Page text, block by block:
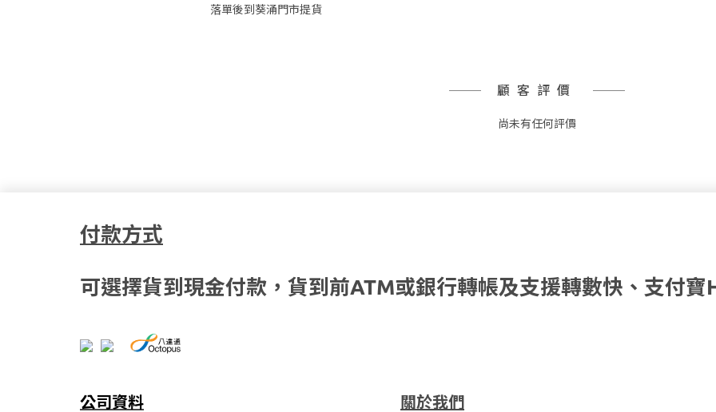
落單後到葵涌門市提貨
顧客評價
尚未有任何評價
付款方式
可選擇貨到現金付款，貨到前ATM或銀行轉帳及支援轉數快、支付寶
公司資料 關於我們